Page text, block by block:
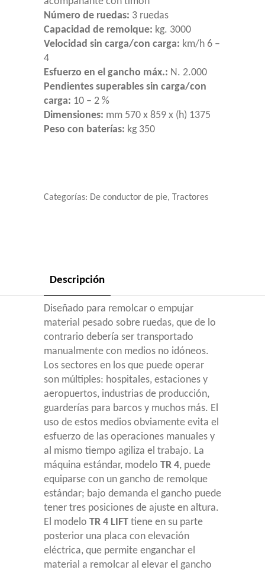
Número de ruedas: 3 ruedas
Capacidad de remolque: kg. 3000
Velocidad sin carga/con carga: km/h 6 –
4
Esfuerzo en el gancho máx.: N. 2.000
Pendientes superables sin carga/con
carga: 10 – 2 %
Dimensiones: mm 570 x 859 x (h) 1375
Peso con baterías: kg 350
Categorías: De conductor de pie, Tractores
Descripción
Diseñado para remolcar o empujar
material pesado sobre ruedas, que de lo
contrario debería ser transportado
manualmente con medios no idóneos.
Los sectores en los que puede operar
son múltiples: hospitales, estaciones y
aeropuertos, industrias de producción,
guarderías para barcos y muchos más. El
uso de estos medios obviamente evita el
esfuerzo de las operaciones manuales y
al mismo tiempo agiliza el trabajo. La
máquina estándar, modelo TR 4, puede
equiparse con un gancho de remolque
estándar; bajo demanda el gancho puede
tener tres posiciones de ajuste en altura.
El modelo TR 4 LIFT tiene en su parte
posterior una placa con elevación
eléctrica, que permite enganchar el
material a remolcar al elevar el gancho